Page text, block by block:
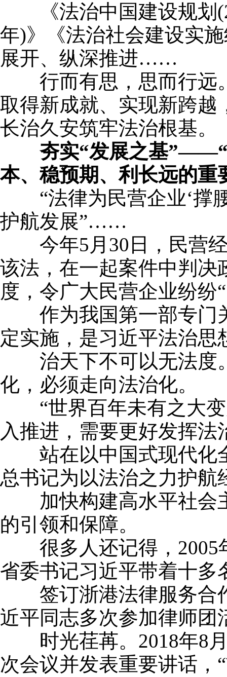
《法治中国建设规划
年)》《法治社会建设实
展开、纵深推进……
行而有思，思而行远。
取得新成就、实现新跨越
长治久安筑牢法治根基。
夯实“发展之基”——“
本、稳预期、利长远的重
“法律为民营企业‘撑腰
护航发展”……
今年5月30日，民营经
该法，在一起案件中判决
度，令广大民营企业纷纷
作为我国第一部专门关
定实施，是习近平法治
治天下不可以无法度。
化，必须走向法治化。
“世界百年未有之大变
入推进，需要更好发挥
站在以中国式现代化全
总书记为以法治之力护航
加快构建高水平社会主
的引领和保障。
很多人还记得，2005年
省委书记习近平带着十多
签订浙港法律服务合
近平同志多次参加律师团
时光荏苒。2018年8月
次会议并发表重要讲话，